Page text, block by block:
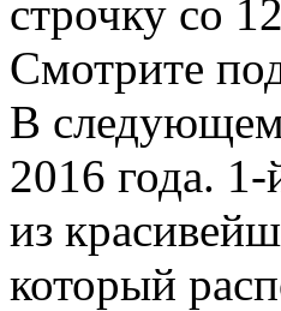
строчку со
Смотрите
В следующем
2016 года.
из
который